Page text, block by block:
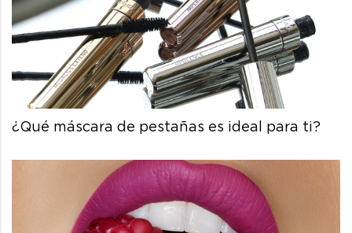
¿Qué máscara de pestañas es ideal para ti?